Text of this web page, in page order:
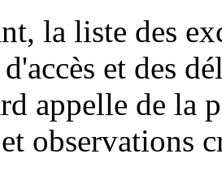
la liste des
d'accès et des
appelle de la
observations